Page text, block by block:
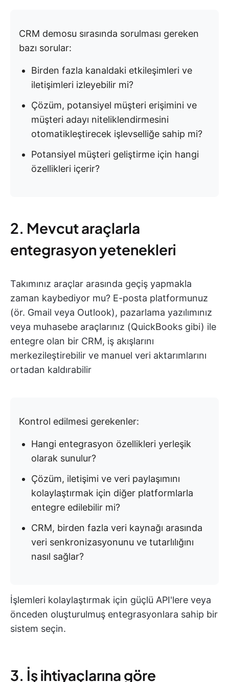
CRM demosu sırasında sorulması gereken
bazı sorular:
Birden fazla kanaldaki etkileşimleri ve
iletişimleri izleyebilir mi?
Çözüm, potansiyel müşteri erişimini ve
müşteri adayı niteliklendirmesini
otomatikleştirecek işlevselliğe sahip mi?
Potansiyel müşteri geliştirme için hangi
özellikleri içerir?
2. Mevcut araçlarla
entegrasyon yetenekleri
Takımınız araçlar arasında geçiş yapmakla
zaman kaybediyor mu? E-posta platformunuz
(ör. Gmail veya Outlook), pazarlama yazılımınız
veya muhasebe araçlarınız (QuickBooks gibi) ile
entegre olan bir CRM, iş akışlarını
merkezileştirebilir ve manuel veri aktarımlarını
ortadan kaldırabilir
Kontrol edilmesi gerekenler:
Hangi entegrasyon özellikleri yerleşik
olarak sunulur?
Çözüm, iletişimi ve veri paylaşımını
kolaylaştırmak için diğer platformlarla
entegre edilebilir mi?
CRM, birden fazla veri kaynağı arasında
veri senkronizasyonunu ve tutarlılığını
nasıl sağlar?
İşlemleri kolaylaştırmak için güçlü API'lere veya
önceden oluşturulmuş entegrasyonlara sahip bir
sistem seçin.
3. İş ihtiyaçlarına göre